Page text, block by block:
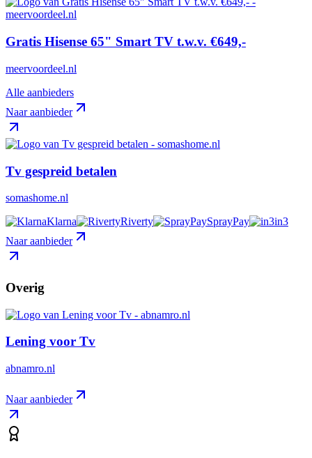
Gratis Hisense 65" Smart TV t.w.v. €649,-
meervoordeel.nl
Alle aanbieders
Naar aanbieder
Tv gespreid betalen
somashome.nl
Klarna
Riverty SprayPay
in3
Naar aanbieder
Overig
Lening voor Tv
abnamro.nl
Naar aanbieder